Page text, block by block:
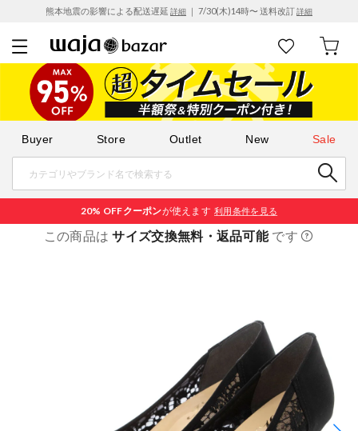
熊本地震の影響による配送遅延 詳細 ｜ 7/30(木)14時〜 送料改訂詳細
Buyer Store Outlet New Sale
20% OFFクーポンが使えます 利用条件を見る
この商品はサイズ交換無料・返品可能です